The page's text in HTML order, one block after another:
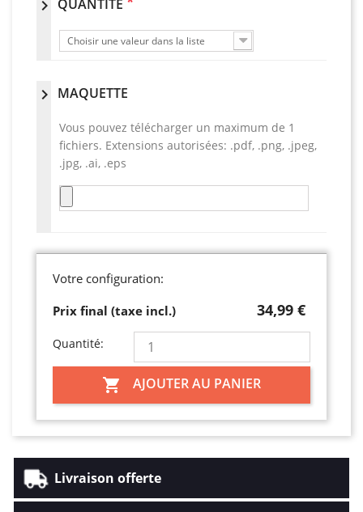
chevron_right QUANTITÉ
Choisir une valeur dans la liste
chevron_right MAQUETTE
Vous pouvez télécharger un maximum de 1
fichiers. Extensions autorisées: .pdf, .png, .jpeg,
.jpg, .ai, .eps
Votre configuration:
Prix final (taxe incl.)
34,99 €
Quantité:
 AJOUTER AU PANIER
Livraison offerte